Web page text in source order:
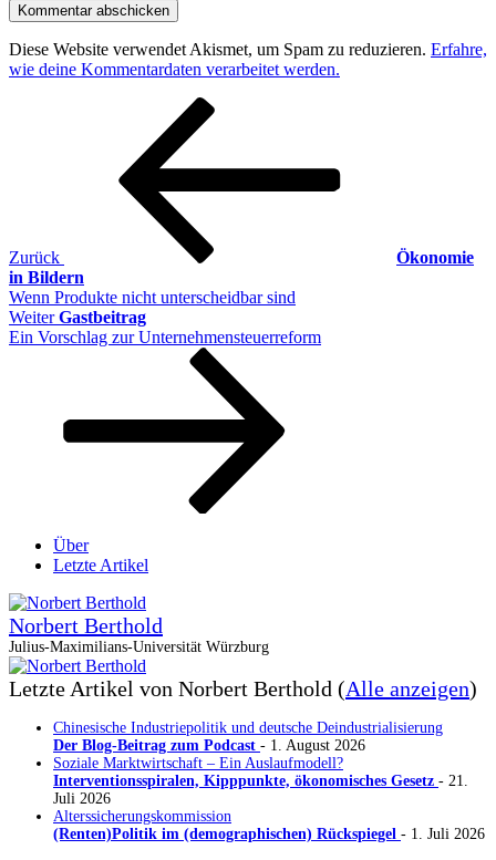
Diese Website verwendet Akismet, um Spam zu reduzieren. Erfahre,
wie deine Kommentardaten verarbeitet werden.
Beitragsnavigation
Zurück
Ökonomie
in Bildern
Wenn Produkte nicht unterscheidbar sind
Nächster
Beitrag
Weiter Gastbeitrag
Ein Vorschlag zur Unternehmensteuerreform
Über
Letzte Artikel
Norbert Berthold
Julius-Maximilians-Universität Würzburg
Letzte Artikel von Norbert Berthold (Alle anzeigen)
Chinesische Industriepolitik und deutsche Deindustrialisierung
Der Blog-Beitrag zum Podcast - 1. August 2026
Soziale Marktwirtschaft – Ein Auslaufmodell?
Interventionsspiralen, Kipppunkte, ökonomisches Gesetz - 21.
Juli 2026
Alterssicherungskommission
(Renten)Politik im (demographischen) Rückspiegel - 1. Juli 2026